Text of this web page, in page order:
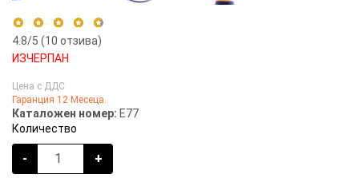
4.8/5 (10 отзива)
5 stars
4 stars
3 stars
2 stars
ИЗЧЕРПАН
Цена с ДДС
Гаранция 12 Месеца.
Каталожен номер: E77
Количество
- +